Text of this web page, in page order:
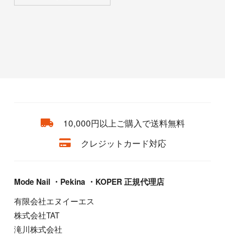
10,000円以上ご購入で送料無料
クレジットカード対応
Mode Nail ・Pekina ・KOPER 正規代理店
有限会社エヌイーエス
株式会社TAT
滝川株式会社